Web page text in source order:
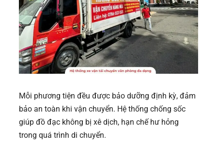
Mỗi phương tiện đều được bảo dưỡng định kỳ, đảm
bảo an toàn khi vận chuyển. Hệ thống chống sốc
giúp đồ đạc không bị xê dịch, hạn chế hư hỏng
trong quá trình di chuyển.